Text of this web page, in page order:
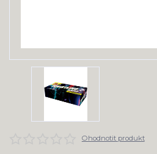
Ohodnotit produkt